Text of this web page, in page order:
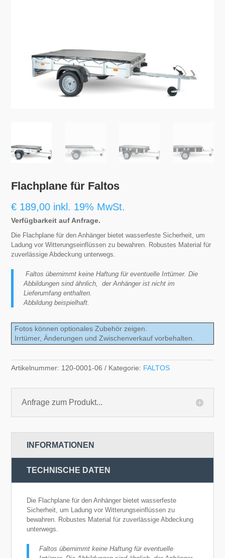
Flachplane für Faltos
€ 189,00 inkl. 19% MwSt.
Verfügbarkeit auf Anfrage.
Die Flachplane für den Anhänger bietet wasserfeste Sicherheit, um
Ladung vor Witterungseinflüssen zu bewahren. Robustes Material für
zuverlässige Abdeckung unterwegs.
Faltos übernimmt keine Haftung für eventuelle Irrtümer. Die
Abbildungen sind ähnlich, der Anhänger ist nicht im
Lieferumfang enthalten.
Abbildung beispielhaft.
Fotos können optionales Zubehör zeigen.
Irrtümer, Änderungen und Zwischenverkauf vorbehalten.
Artikelnummer: 120-0001-06 Kategorie: FALTOS
Anfrage zum Produkt...
INFORMATIONEN
TECHNISCHE DATEN
Die Flachplane für den Anhänger bietet wasserfeste
Sicherheit, um Ladung vor Witterungseinflüssen zu
bewahren. Robustes Material für zuverlässige Abdeckung
unterwegs.
Faltos übernimmt keine Haftung für eventuelle